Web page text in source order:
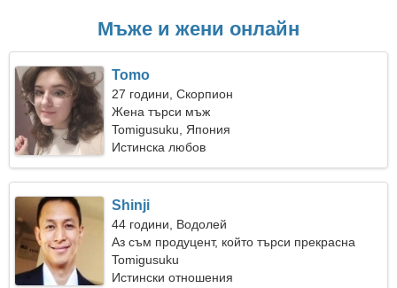
Мъже и жени онлайн
Tomo
27 години, Скорпион
Жена търси мъж
Tomigusuku, Япония
Истинска любов
Shinji
44 години, Водолей
Аз съм продуцент, който търси прекрасна
жена
Tomigusuku
Истински отношения